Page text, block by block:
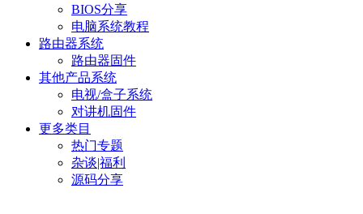
BIOS分享
电脑系统教程
路由器系统
路由器固件
其他产品系统
电视/盒子系统
对讲机固件
更多类目
热门专题
杂谈|福利
源码分享